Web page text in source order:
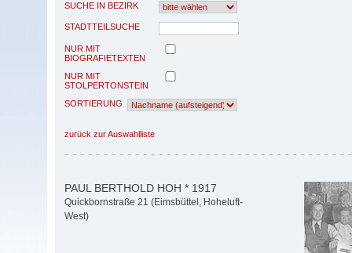
SUCHE IN BEZIRK
STADTTEILSUCHE
NUR MIT
BIOGRAFIETEXTEN
NUR MIT
STOLPERTONSTEIN
SORTIERUNG
zurück zur Auswahlliste
PAUL BERTHOLD HOH * 1917
Quickbornstraße 21 (Eimsbüttel, Hoheluft-
West)